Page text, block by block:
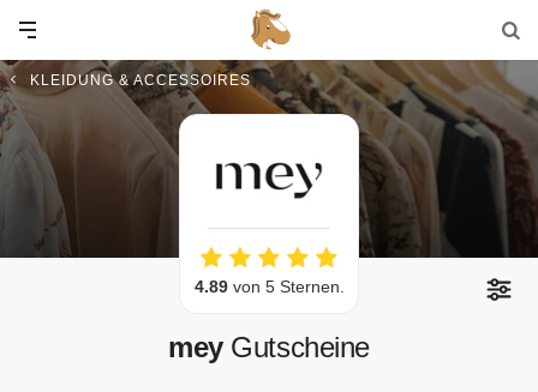
KLEIDUNG & ACCESSOIRES
4.89von 5 Sternen.
mey Gutscheine